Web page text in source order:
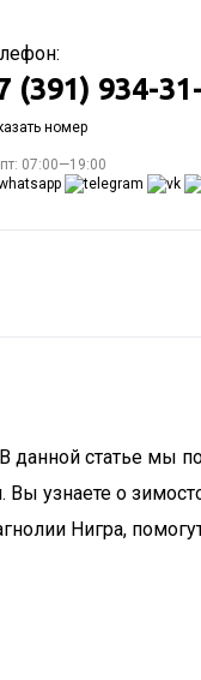
(391) 934-31-
номер
07:00—19:00
данной статье мы
узнаете о
Нигра,